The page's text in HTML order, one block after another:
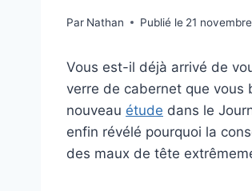
Par Nathan Publié le 21
Vous est-il déjà arrivé de
verre de cabernet que vous
nouveau étude dans le
enfin révélé pourquoi la
des maux de tête